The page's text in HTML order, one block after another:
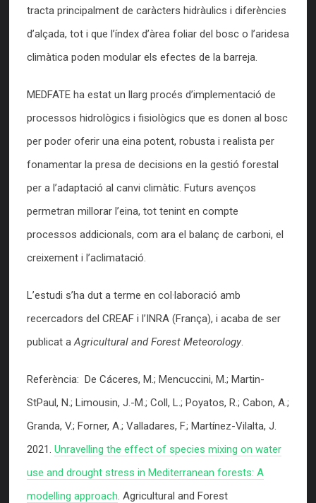
tracta principalment de caràcters hidràulics i diferències
d’alçada, tot i que l’índex d’àrea foliar del bosc o l’aridesa
climàtica poden modular els efectes de la barreja.
MEDFATE ha estat un llarg procés d’implementació de
processos hidrològics i fisiològics que es donen al bosc
per poder oferir una eina potent, robusta i realista per
fonamentar la presa de decisions en la gestió forestal
per a l’adaptació al canvi climàtic. Futurs avenços
permetran millorar l’eina, tot tenint en compte
processos addicionals, com ara el balanç de carboni, el
creixement i l’aclimatació.
L’estudi s’ha dut a terme en col·laboració amb
recercadors del CREAF i l’INRA (França), i acaba de ser
publicat aAgricultural and Forest Meteorology.
Referència: De Cáceres, M.; Mencuccini, M.; Martin-
StPaul, N.; Limousin, J.-M.; Coll, L.; Poyatos, R.; Cabon, A.;
Granda, V.; Forner, A.; Valladares, F.; Martínez-Vilalta, J.
2021. Unravelling the effect of species mixing on water
use and drought stress in Mediterranean forests: A
modelling approach. Agricultural and Forest